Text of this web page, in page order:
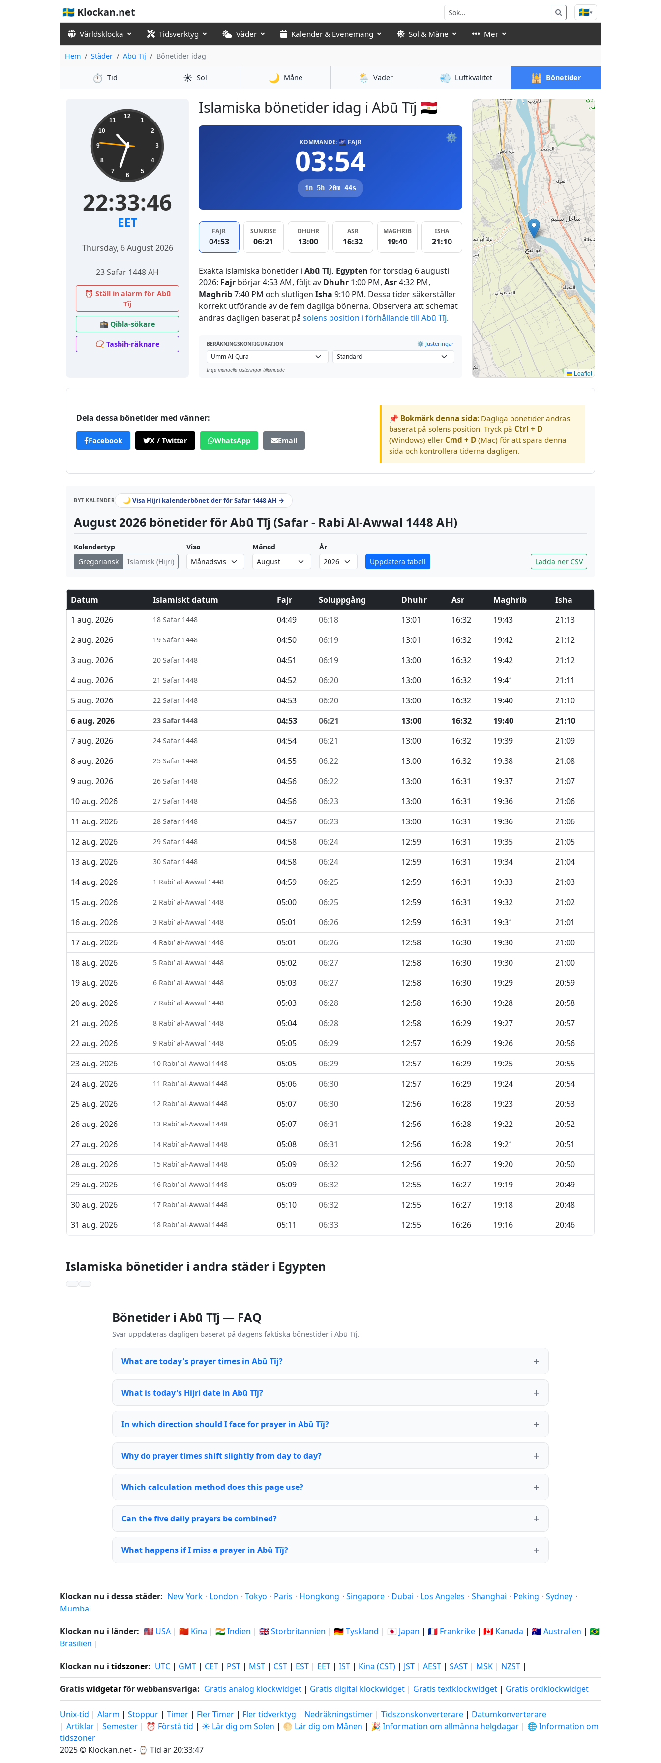
🇸🇪 Klockan.net 🇸🇪▾
Världsklocka Tidsverktyg Väder Kalender & Evenemang Sol & Måne Mer
Hem Städer Abū Tīj Bönetider idag
⏱️ Tid ☀️ Sol 🌙 Måne 🌦️ Väder 💨 Luftkvalitet 🕌 Bönetider
Islamiska bönetider idag i Abū Tīj 🇪🇬
12
1
2
3
4
5
6
7
8
9
10
11
22:33:47
EET
Thursday, 6 August 2026
23 Safar 1448 AH
⏰ Ställ in alarm för Abū
Tīj
🕋 Qibla-sökare
📿 Tasbih-räknare
⚙️
KOMMANDE: 🌌 FAJR
03:54
in 5h 20m 43s
FAJR
04:53
SUNRISE
06:21
DHUHR
13:00
ASR
16:32
MAGHRIB
19:40
ISHA
21:10
Exakta islamiska bönetider i Abū Tīj, Egypten för torsdag 6 augusti
2026: Fajr börjar 4:53 AM, följt av Dhuhr 1:00 PM, Asr4:32 PM,
Maghrib7:40 PM och slutligen Isha 9:10 PM. Dessa tider säkerställer
korrekt utförande av de fem dagliga bönerna. Observera att schemat
ändras dagligen baserat på solens position i förhållande till Abū Tīj.
BERÄKNINGSKONFIGURATION ⚙️ Justeringar
Inga manuella justeringar tillämpade Leaflet
Dela dessa bönetider med vänner:
Facebook X / Twitter WhatsApp Email
📌 Bokmärk denna sida: Dagliga bönetider ändras
baserat på solens position. Tryck på Ctrl + D
(Windows) eller Cmd + D (Mac) för att spara denna
sida och kontrollera tiderna dagligen.
BYT KALENDER 🌙 Visa Hijri kalenderbönetider för Safar 1448 AH →
August 2026 bönetider för Abū Tīj (Safar - Rabi Al-Awwal 1448 AH)
Kalendertyp
Gregoriansk
Islamisk (Hijri)
Visa Månad
År
Uppdatera tabell
Ladda ner CSV
Datum Islamiskt datum Fajr Soluppgång Dhuhr Asr Maghrib
Isha
1 aug. 2026
18 Safar 1448 04:49 06:18 13:01 16:32 19:43
21:13
2 aug. 2026
19 Safar 1448 04:50 06:19 13:01 16:32 19:42
21:12
3 aug. 2026
20 Safar 1448 04:51 06:19 13:00 16:32 19:42
21:12
4 aug. 2026
21 Safar 1448 04:52 06:20 13:00 16:32 19:41
21:11
5 aug. 2026
22 Safar 1448 04:53 06:20 13:00 16:32 19:40
21:10
6 aug. 2026
23 Safar 1448 04:53 06:21 13:00 16:32 19:40
21:10
7 aug. 2026
24 Safar 1448 04:54 06:21 13:00 16:32 19:39
21:09
8 aug. 2026
25 Safar 1448 04:55 06:22 13:00 16:32 19:38
21:08
9 aug. 2026
26 Safar 1448 04:56 06:22 13:00 16:31 19:37
21:07
10 aug. 2026
27 Safar 1448 04:56 06:23 13:00 16:31 19:36
21:06
11 aug. 2026
28 Safar 1448 04:57 06:23 13:00 16:31 19:36
21:06
12 aug. 2026
29 Safar 1448 04:58 06:24 12:59 16:31 19:35
21:05
13 aug. 2026
30 Safar 1448 04:58 06:24 12:59 16:31 19:34
21:04
14 aug. 2026
1 Rabi’ al-Awwal 1448 04:59 06:25 12:59 16:31 19:33
21:03
15 aug. 2026
2 Rabi’ al-Awwal 1448 05:00 06:25 12:59 16:31 19:32
21:02
16 aug. 2026
3 Rabi’ al-Awwal 1448 05:01 06:26 12:59 16:31 19:31
21:01
17 aug. 2026
4 Rabi’ al-Awwal 1448 05:01 06:26 12:58 16:30 19:30
21:00
18 aug. 2026
5 Rabi’ al-Awwal 1448 05:02 06:27 12:58 16:30 19:30
21:00
19 aug. 2026
6 Rabi’ al-Awwal 1448 05:03 06:27 12:58 16:30 19:29
20:59
20 aug. 2026
7 Rabi’ al-Awwal 1448 05:03 06:28 12:58 16:30 19:28
20:58
21 aug. 2026
8 Rabi’ al-Awwal 1448 05:04 06:28 12:58 16:29 19:27
20:57
22 aug. 2026
9 Rabi’ al-Awwal 1448 05:05 06:29 12:57 16:29 19:26
20:56
23 aug. 2026
10 Rabi’ al-Awwal 1448 05:05 06:29 12:57 16:29 19:25
20:55
24 aug. 2026
11 Rabi’ al-Awwal 1448 05:06 06:30 12:57 16:29 19:24
20:54
25 aug. 2026
12 Rabi’ al-Awwal 1448 05:07 06:30 12:56 16:28 19:23
20:53
26 aug. 2026
13 Rabi’ al-Awwal 1448 05:07 06:31 12:56 16:28 19:22
20:52
27 aug. 2026
14 Rabi’ al-Awwal 1448 05:08 06:31 12:56 16:28 19:21
20:51
28 aug. 2026
15 Rabi’ al-Awwal 1448 05:09 06:32 12:56 16:27 19:20
20:50
29 aug. 2026
16 Rabi’ al-Awwal 1448 05:09 06:32 12:55 16:27 19:19
20:49
30 aug. 2026
17 Rabi’ al-Awwal 1448 05:10 06:32 12:55 16:27 19:18
20:48
31 aug. 2026
18 Rabi’ al-Awwal 1448 05:11 06:33 12:55 16:26 19:16 20:46
Islamiska bönetider i andra städer i Egypten
Bönetider i Abū Tīj — FAQ
Svar uppdateras dagligen baserat på dagens faktiska bönestider i Abū Tīj.
What are today's prayer times in Abū Tīj?
What is today's Hijri date in Abū Tīj?
In which direction should I face for prayer in Abū Tīj?
Why do prayer times shift slightly from day to day?
Which calculation method does this page use?
Can the five daily prayers be combined?
What happens if I miss a prayer in Abū Tīj?
Klockan nu i dessa städer: New York · London · Tokyo · Paris · Hongkong · Singapore · Dubai · Los Angeles · Shanghai · Peking · Sydney ·
Mumbai
Klockan nu i länder: 🇺🇸 USA | 🇨🇳 Kina | 🇮🇳 Indien | 🇬🇧 Storbritannien | 🇩🇪 Tyskland | 🇯🇵 Japan | 🇫🇷 Frankrike | 🇨🇦 Kanada | 🇦🇺 Australien | 🇧🇷
Brasilien |
Klockan nu i tidszoner: UTC | GMT | CET | PST | MST | CST | EST | EET | IST | Kina (CST) | JST | AEST | SAST | MSK | NZST |
Gratiswidgetarför webbansvariga: Gratis analog klockwidget | Gratis digital klockwidget | Gratis textklockwidget | Gratis ordklockwidget
Unix-tid | Alarm | Stoppur | Timer | Fler Timer | Fler tidverktyg | Nedräkningstimer | Tidszonskonverterare | Datumkonverterare
| Artiklar | Semester | ⏰ Förstå tid | ☀️ Lär dig om Solen | 🌕 Lär dig om Månen | 🎉 Information om allmänna helgdagar | 🌐 Information om
tidszoner
2025 © Klockan.net - ⌚ Tid är 20:33:47